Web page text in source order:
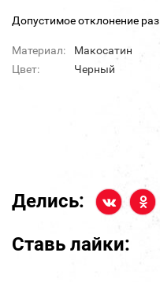
Допустимое отклонение
Материал:
Макосатин
Цвет:
Черный
Делись:
Ставь лайки: